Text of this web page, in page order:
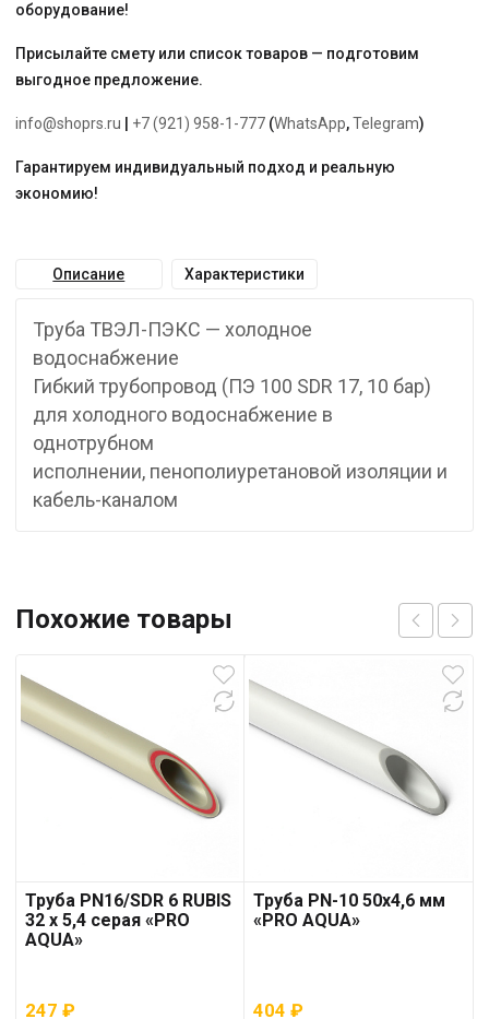
оборудование!
Присылайте смету или список товаров — подготовим
выгодное предложение.
info@shoprs.ru +7 (921) 958-1-777 (WhatsApp,Telegram)
Гарантируем индивидуальный подход и реальную
экономию!
Описание Характеристики
Труба ТВЭЛ-ПЭКС — холодное
водоснабжение
Гибкий трубопровод (ПЭ 100 SDR 17, 10 бар)
для холодного водоснабжение в
однотрубном
исполнении, пенополиуретановой изоляции и
кабель-каналом
Похожие товары
Труба PN16/SDR 6 RUBIS
32 x 5,4 серая «PRO
AQUA»
247 ₽
Труба PN-10 50х4,6 мм
«PRO AQUA»
404₽